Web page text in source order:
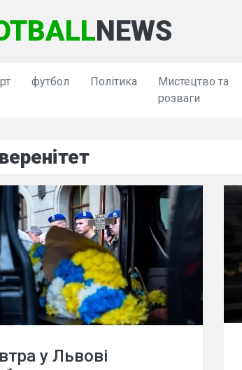
NEWS
футбол Політика
Мистецтво та
розваги
у Львові